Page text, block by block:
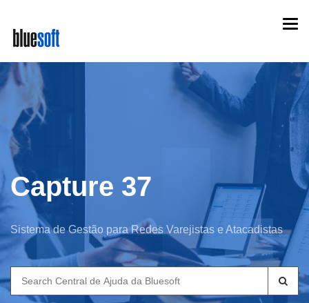
main
content
Capture 37
Sistema de Gestão para Redes Varejistas e Atacadistas
Search
for: